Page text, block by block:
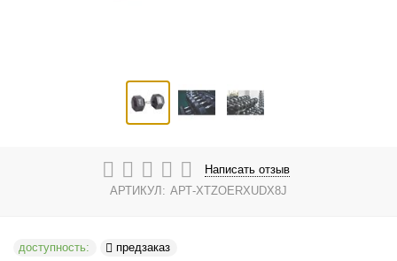
Написать отзыв
АРТИКУЛ: АРТ-XTZOERXUDX8J
доступность: предзаказ